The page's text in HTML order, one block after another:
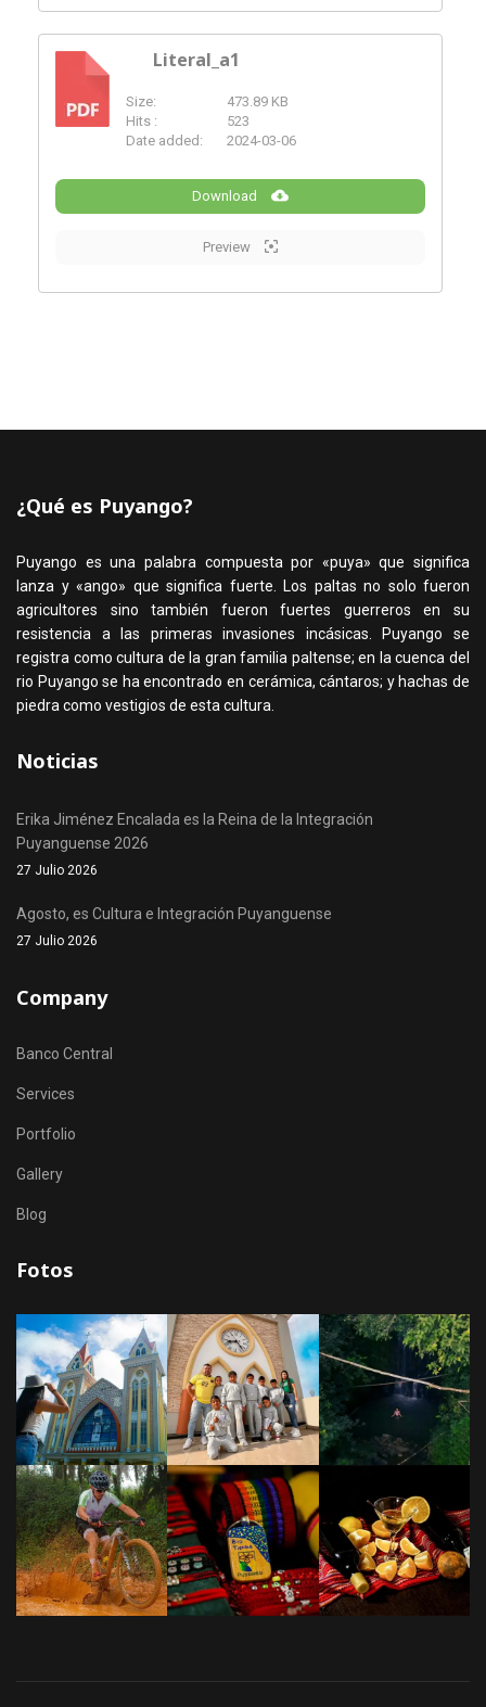
PDF
Literal_a1
Size:
473.89 KB
Hits :
523
Date added:
2024-03-06
Download
Preview
¿Qué es Puyango?
Puyango es una palabra compuesta por «puya» que significa
lanza y «ango» que significa fuerte. Los paltas no solo fueron
agricultores sino también fueron fuertes guerreros en su
resistencia a las primeras invasiones incásicas. Puyango se
registra como cultura de la gran familia paltense; en la cuenca del
rio Puyango se ha encontrado en cerámica, cántaros; y hachas de
piedra como vestigios de esta cultura.
Noticias
Erika Jiménez Encalada es la Reina de la Integración
Puyanguense 2026
27 Julio 2026
Agosto, es Cultura e Integración Puyanguense
27 Julio 2026
Company
Banco Central
Services
Portfolio
Gallery
Blog
Fotos